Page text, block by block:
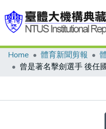
Communities & Collections
Home 體育新聞剪報